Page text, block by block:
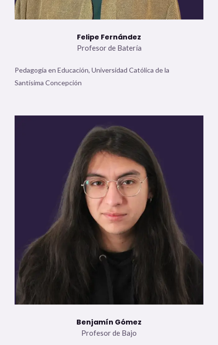
Felipe Fernández
Profesor de Batería
Pedagogía en Educación, Universidad Católica de la
Santísima Concepción
Benjamín Gómez
Profesor de Bajo